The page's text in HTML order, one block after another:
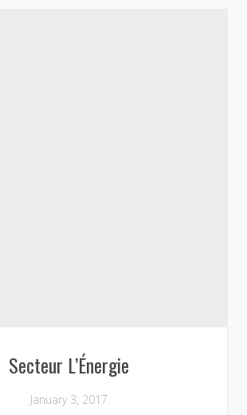
Secteur L’Énergie
January 3, 2017